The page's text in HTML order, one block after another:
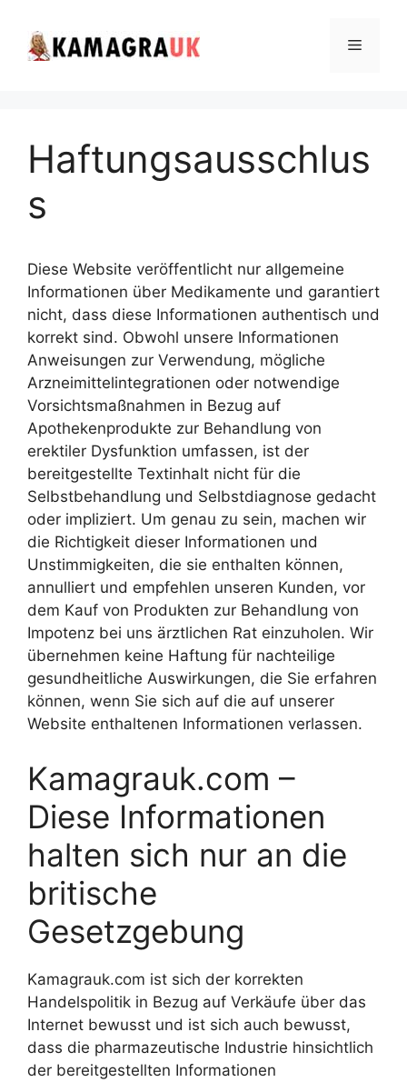
content
Menu
Haftungsausschlus
s
Diese Website veröffentlicht nur allgemeine
Informationen über Medikamente und garantiert
nicht, dass diese Informationen authentisch und
korrekt sind. Obwohl unsere Informationen
Anweisungen zur Verwendung, mögliche
Arzneimittelintegrationen oder notwendige
Vorsichtsmaßnahmen in Bezug auf
Apothekenprodukte zur Behandlung von
erektiler Dysfunktion umfassen, ist der
bereitgestellte Textinhalt nicht für die
Selbstbehandlung und Selbstdiagnose gedacht
oder impliziert. Um genau zu sein, machen wir
die Richtigkeit dieser Informationen und
Unstimmigkeiten, die sie enthalten können,
annulliert und empfehlen unseren Kunden, vor
dem Kauf von Produkten zur Behandlung von
Impotenz bei uns ärztlichen Rat einzuholen. Wir
übernehmen keine Haftung für nachteilige
gesundheitliche Auswirkungen, die Sie erfahren
können, wenn Sie sich auf die auf unserer
Website enthaltenen Informationen verlassen.
Kamagrauk.com –
Diese Informationen
halten sich nur an die
britische
Gesetzgebung
Kamagrauk.com ist sich der korrekten
Handelspolitik in Bezug auf Verkäufe über das
Internet bewusst und ist sich auch bewusst,
dass die pharmazeutische Industrie hinsichtlich
der bereitgestellten Informationen